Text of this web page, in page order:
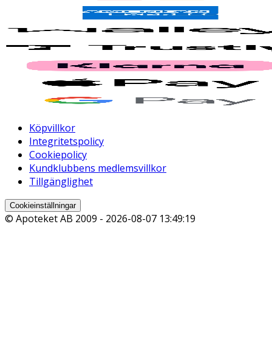
Köpvillkor
Integritetspolicy
Cookiepolicy
Kundklubbens medlemsvillkor
Tillgänglighet
Cookieinställningar
© Apoteket AB 2009 - 2026-08-07 13:49:19